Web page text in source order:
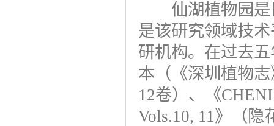
仙湖植物园是
是该研究领域技
研机构。在过去
本（《深圳植物
12卷）、《
Vols.10, 11》（